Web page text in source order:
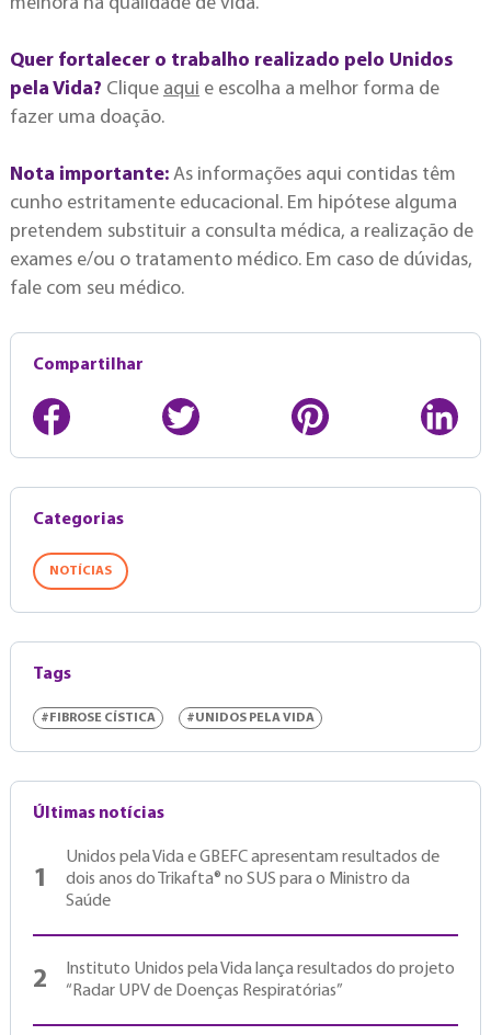
Quer fortalecer o trabalho realizado pelo Unidos
pela Vida? Clique aqui e escolha a melhor forma de
fazer uma doação.
Nota importante:As informações aqui contidas têm
cunho estritamente educacional. Em hipótese alguma
pretendem substituir a consulta médica, a realização de
exames e/ou o tratamento médico. Em caso de dúvidas,
fale com seu médico.
Compartilhar
Categorias
NOTÍCIAS
Tags
#FIBROSE CÍSTICA #UNIDOS PELA VIDA
Últimas notícias
1
Unidos pela Vida e GBEFC apresentam resultados de
dois anos do Trikafta® no SUS para o Ministro da
Saúde
2
Instituto Unidos pela Vida lança resultados do projeto
“Radar UPV de Doenças Respiratórias”